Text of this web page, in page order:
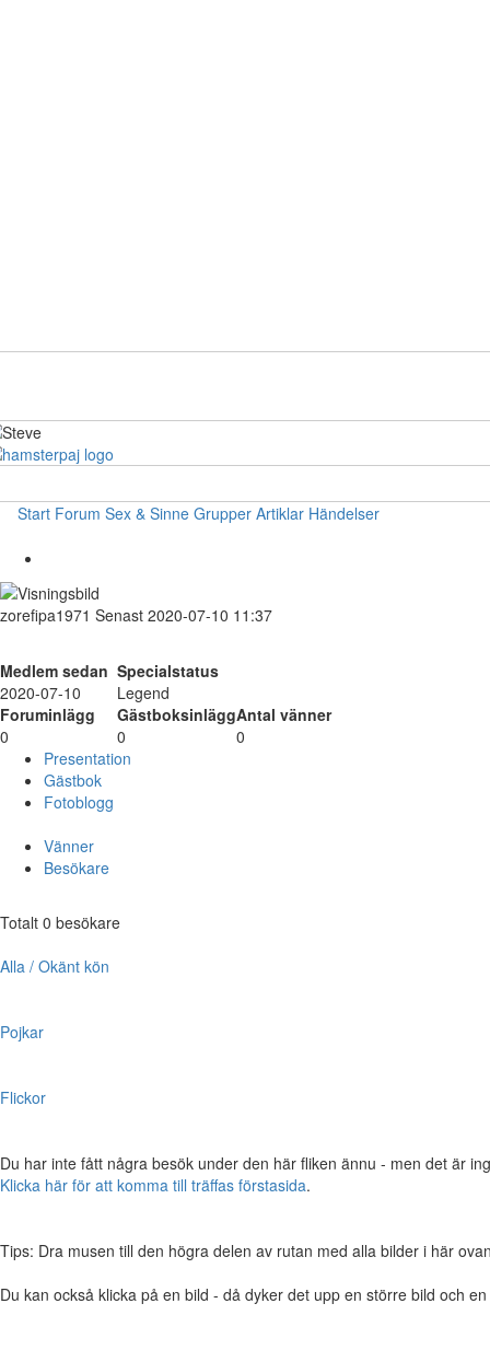
Start Forum Sex & Sinne Grupper Artiklar Händelser
zorefipa1971 Senast 2020-07-10 11:37
Medlem sedan Specialstatus
2020-07-10
Legend
Foruminlägg
GästboksinläggAntal vänner
0
0
0
Presentation
Gästbok
Fotoblogg
Vänner
Besökare
Totalt 0 besökare
Alla / Okänt kön
Pojkar
Flickor
Du har inte fått några besök under den här fliken ännu - men det är
Klicka här för att komma till träffas förstasida.
Tips: Dra musen till den högra delen av rutan med alla bilder i här
Du kan också klicka på en bild - då dyker det upp en större bild och